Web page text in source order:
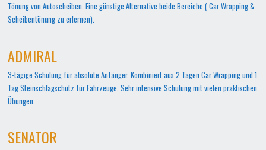
Tönung von Autoscheiben. Eine günstige Alternative beide Bereiche ( Car Wrapping &
Scheibentönung zu erlernen).
ADMIRAL
3-tägige Schulung für absolute Anfänger. Kombiniert aus 2 Tagen Car Wrapping und 1
Tag Steinschlagschutz für Fahrzeuge. Sehr intensive Schulung mit vielen praktischen
Übungen.
SENATOR